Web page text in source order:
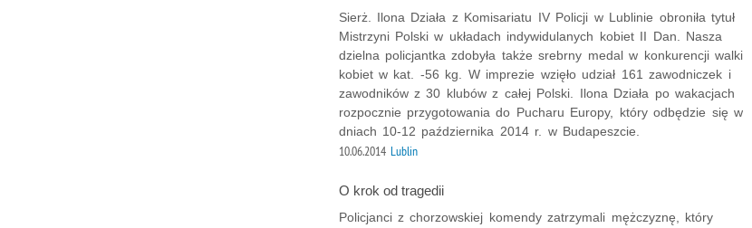
Sierż. Ilona Działa z Komisariatu IV Policji w Lublinie obroniła tytuł
Mistrzyni Polski w układach indywidulanych kobiet II Dan. Nasza
dzielna policjantka zdobyła także srebrny medal w konkurencji walki
kobiet w kat. -56 kg. W imprezie wzięło udział 161 zawodniczek i
zawodników z 30 klubów z całej Polski. Ilona Działa po wakacjach
rozpocznie przygotowania do Pucharu Europy, który odbędzie się w
dniach 10-12 października 2014 r. w Budapeszcie.
10.06.2014 Lublin
O krok od tragedii
Policjanci z chorzowskiej komendy zatrzymali mężczyznę, który